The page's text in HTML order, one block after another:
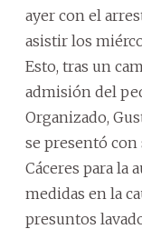
ayer con el
asistir los
Esto, tras un
admisión del
Organizado,
se presentó con
Cáceres para la
medidas en la
presuntos